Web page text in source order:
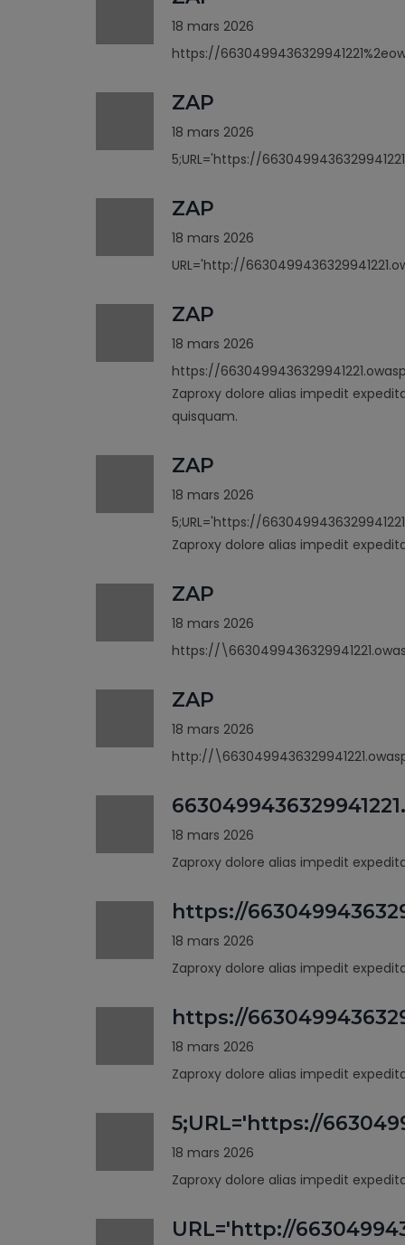
18 mars 2026
https://
ZAP
18 mars 2026
5;URL='https://
ZAP
18 mars 2026
URL='http://
ZAP
18 mars 2026
https://
Zaproxy dolore alias impedit
quisquam.
ZAP
18 mars 2026
5;URL='https://
Zaproxy dolore alias impedit
ZAP
18 mars 2026
https://
ZAP
18 mars 2026
http://
18 mars 2026
Zaproxy dolore alias impedit
https://
18 mars 2026
Zaproxy dolore alias impedit
https://
18 mars 2026
Zaproxy dolore alias impedit
5;URL='https://
18 mars 2026
Zaproxy dolore alias impedit
URL='http://